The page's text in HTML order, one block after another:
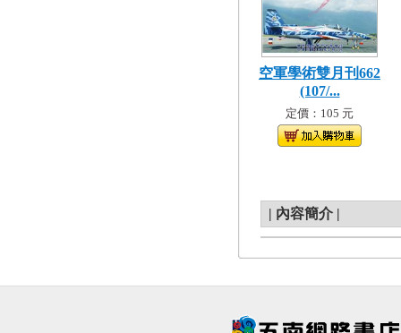
空軍學術雙月刊662
(107/...
定價：105 元
| 內容簡介 |